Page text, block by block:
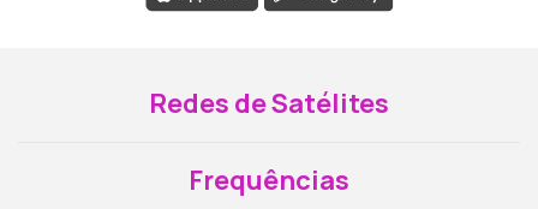
Redes de Satélites
Frequências